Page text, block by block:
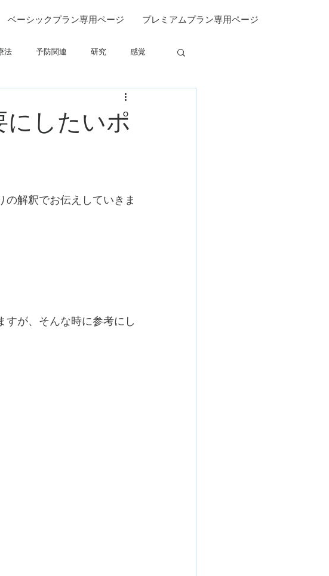
ベーシックプラン専用ページ プレミアムプラン専用ページ
法 予防関連 研究 感覚
にしたいポ
解釈でお伝えしていきま
すが、そんな時に参考にし